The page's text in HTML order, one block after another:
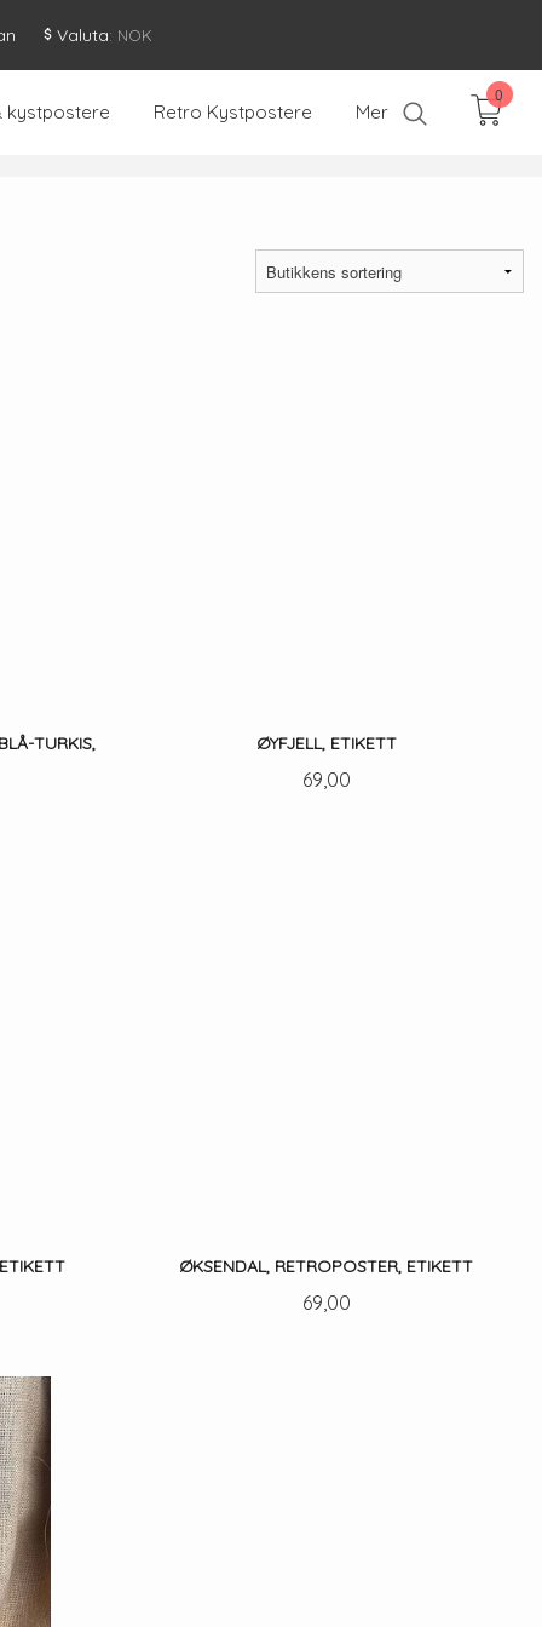
Valuta: NOK
kystpostere Retro Kystpostere Mer
0
TURKIS, ØYFJELL, ETIKETT
Pris
69,00
ØKSENDAL, RETROPOSTER, ETIKETT
Pris
69,00